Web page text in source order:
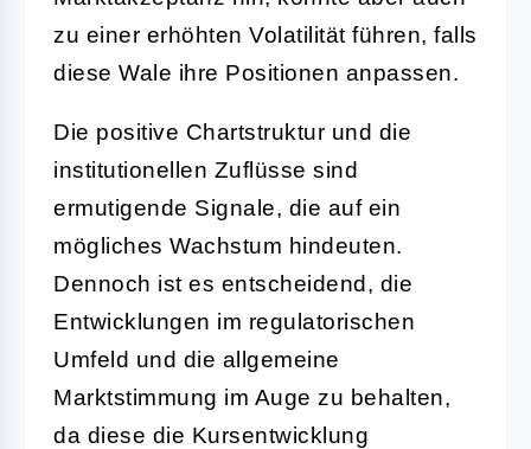
zu einer erhöhten Volatilität führen, falls
diese Wale ihre Positionen anpassen.
Die positive Chartstruktur und die
institutionellen Zuflüsse sind
ermutigende Signale, die auf ein
mögliches Wachstum hindeuten.
Dennoch ist es entscheidend, die
Entwicklungen im regulatorischen
Umfeld und die allgemeine
Marktstimmung im Auge zu behalten,
da diese die Kursentwicklung